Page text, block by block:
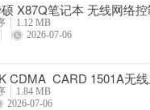
X87Q笔记本 无线网络
1.12 MB
2026-07-06
CDMA_CARD 1501A无
1.84 MB
2026-07-06